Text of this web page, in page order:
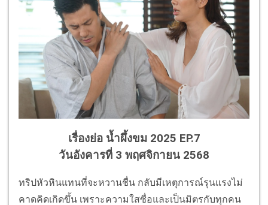
เรื่องย่อ น้ำผึ้งขม 2025 EP.7
วันอังคารที่ 3 พฤศจิกายน 2568
ทริปหัวหินแทนที่จะหวานชื่น กลับมีเหตุการณ์รุนแรงไม่
คาดคิดเกิดขึ้น เพราะความใสซื่อและเป็นมิตรกับทุกคน